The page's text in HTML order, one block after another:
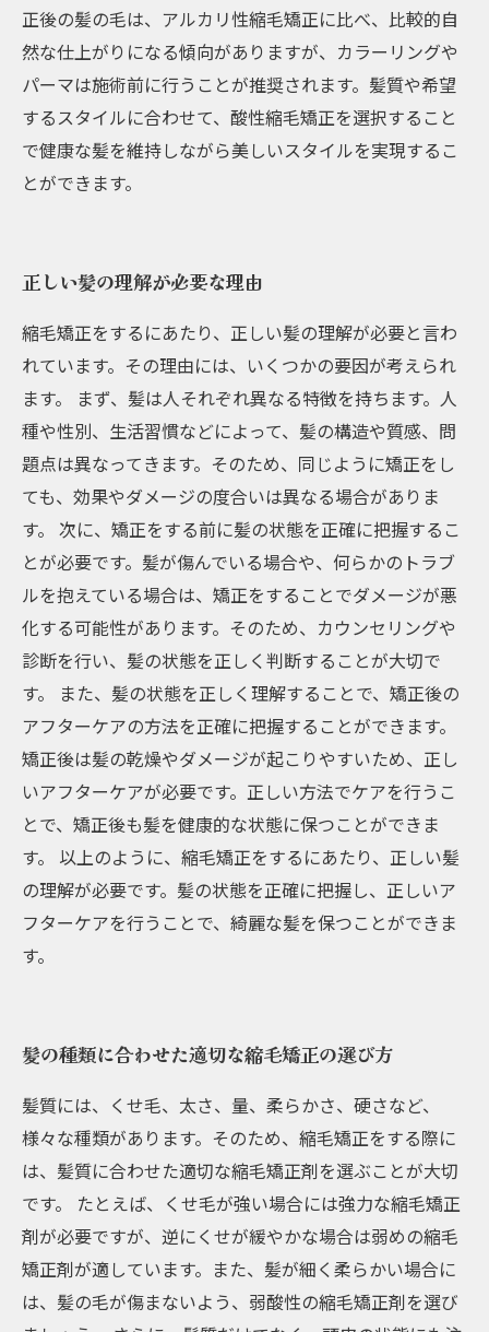
正後の髪の毛は、アルカリ性縮毛矯正に比べ、比較的自
然な仕上がりになる傾向がありますが、カラーリングや
パーマは施術前に行うことが推奨されます。髪質や希望
するスタイルに合わせて、酸性縮毛矯正を選択すること
で健康な髪を維持しながら美しいスタイルを実現するこ
とができます。
正しい髪の理解が必要な理由
縮毛矯正をするにあたり、正しい髪の理解が必要と言わ
れています。その理由には、いくつかの要因が考えられ
ます。 まず、髪は人それぞれ異なる特徴を持ちます。人
種や性別、生活習慣などによって、髪の構造や質感、問
題点は異なってきます。そのため、同じように矯正をし
ても、効果やダメージの度合いは異なる場合がありま
す。 次に、矯正をする前に髪の状態を正確に把握するこ
とが必要です。髪が傷んでいる場合や、何らかのトラブ
ルを抱えている場合は、矯正をすることでダメージが悪
化する可能性があります。そのため、カウンセリングや
診断を行い、髪の状態を正しく判断することが大切で
す。 また、髪の状態を正しく理解することで、矯正後の
アフターケアの方法を正確に把握することができます。
矯正後は髪の乾燥やダメージが起こりやすいため、正し
いアフターケアが必要です。正しい方法でケアを行うこ
とで、矯正後も髪を健康的な状態に保つことができま
す。 以上のように、縮毛矯正をするにあたり、正しい髪
の理解が必要です。髪の状態を正確に把握し、正しいア
フターケアを行うことで、綺麗な髪を保つことができま
す。
髪の種類に合わせた適切な縮毛矯正の選び方
髪質には、くせ毛、太さ、量、柔らかさ、硬さなど、
様々な種類があります。そのため、縮毛矯正をする際に
は、髪質に合わせた適切な縮毛矯正剤を選ぶことが大切
です。 たとえば、くせ毛が強い場合には強力な縮毛矯正
剤が必要ですが、逆にくせが緩やかな場合は弱めの縮毛
矯正剤が適しています。また、髪が細く柔らかい場合に
は、髪の毛が傷まないよう、弱酸性の縮毛矯正剤を選び